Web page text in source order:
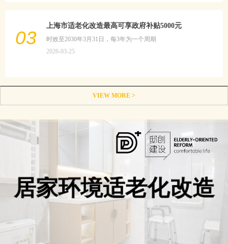
VIEW MORE >
03
上海市适老化改造最高可享政府补贴5000元
时效至2030年3月31日，每3年为一个周期
2026-03-25
居家环境适老化改造